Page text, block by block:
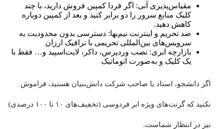
مقیاس‌پذیری آنی: اگر فردا کمپین فروش دارید، با چند
کلیک منابع سرور را دو برابر کنید و بعد از کمپین دوباره
کاهش دهید.
ضد تحریم و اینترنت نیم‌بها: دسترسی بدون محدودیت به
سرویس‌های بین‌المللی تحریمی با ترافیک ارزان
بازارچه ابری: نصب وردپرس، داکر، لایت‌اسپید و… فقط با
یک کلیک و به‌صورت اتوماتیک
اگر دانشجو، استاد یا صاحب شرکت دانش‌بنیان هستید، فراموش
نکنید که گرنت‌های ویژه ابر فردوسی (تخفیف‌های ۱۰ تا ۱۰۰ درصدی)
نیز در انتظار شماست.